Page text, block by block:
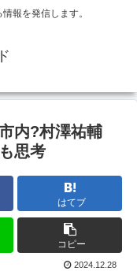
報を発信します。
内?村澤祐輔
思考
はてブ
コピー
2024.12.28